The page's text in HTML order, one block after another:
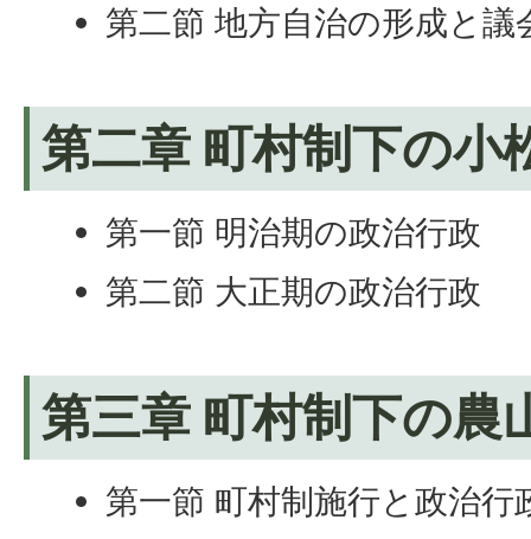
第二節 地方自治の形成と議
第二章 町村制下の小
第一節 明治期の政治行政
第二節 大正期の政治行政
第三章 町村制下の農
第一節 町村制施行と政治行